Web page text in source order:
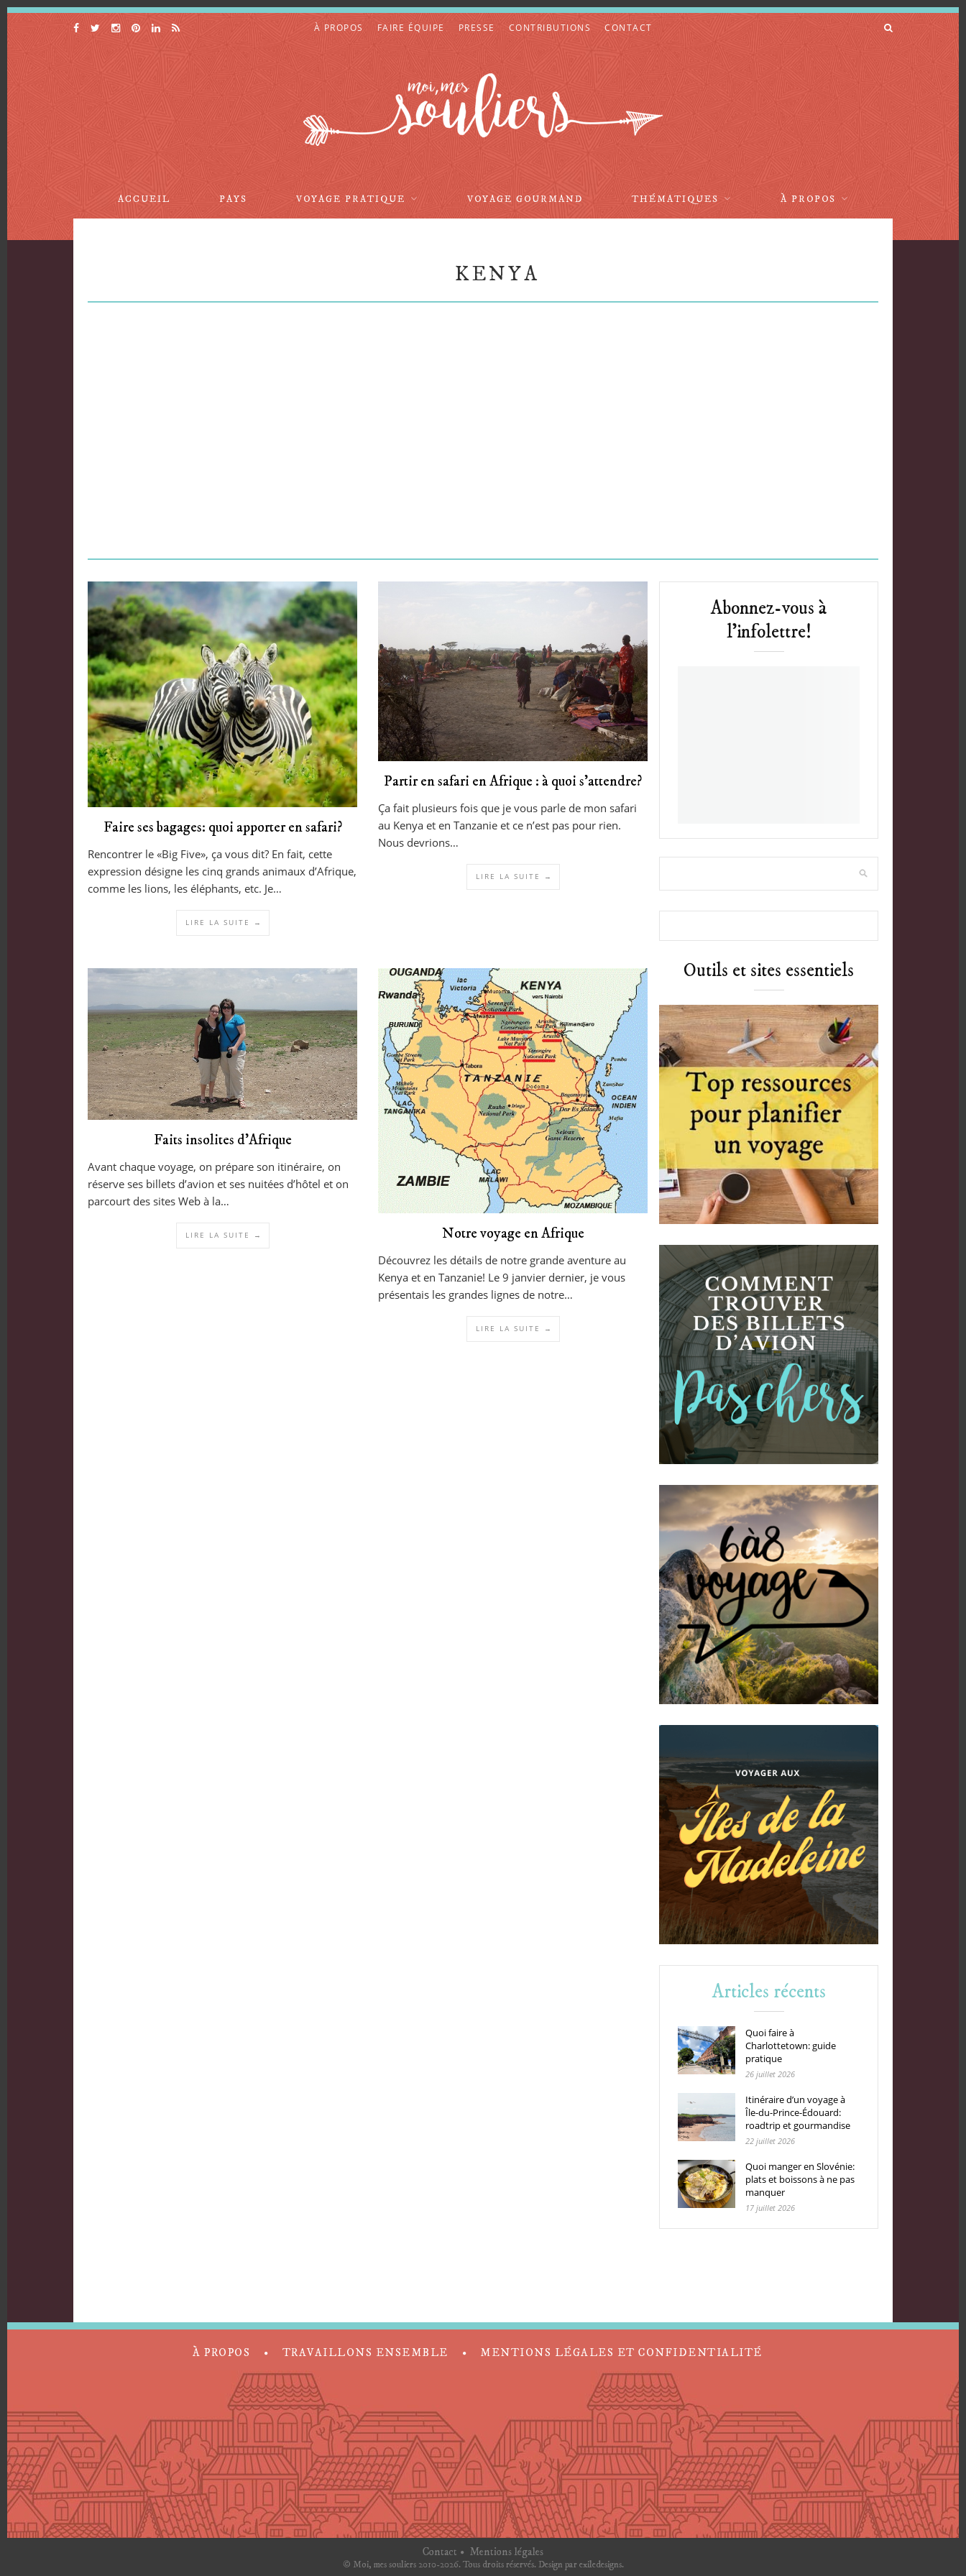
À PROPOS FAIRE ÉQUIPE PRESSE CONTRIBUTIONS CONTACT
ACCUEIL PAYS VOYAGE PRATIQUE VOYAGE GOURMAND THÉMATIQUES À PROPOS
KENYA
Faire ses bagages: quoi apporter en safari?
Rencontrer le «Big Five», ça vous dit? En fait, cette
expression désigne les cinq grands animaux d’Afrique,
comme les lions, les éléphants, etc. Je…
LIRE LA SUITE →
Partir en safari en Afrique : à quoi s’attendre?
Ça fait plusieurs fois que je vous parle de mon safari
au Kenya et en Tanzanie et ce n’est pas pour rien.
Nous devrions…
LIRE LA SUITE →
Faits insolites d’Afrique
Avant chaque voyage, on prépare son itinéraire, on
réserve ses billets d’avion et ses nuitées d’hôtel et on
parcourt des sites Web à la…
LIRE LA SUITE → Notre voyage en Afrique
Découvrez les détails de notre grande aventure au
Kenya et en Tanzanie! Le 9 janvier dernier, je vous
présentais les grandes lignes de notre…
LIRE LA SUITE →
Abonnez-vous à
l’infolettre!
Outils et sites essentiels
Articles récents
Quoi faire à
Charlottetown: guide
pratique
26 juillet 2026
Itinéraire d’un voyage à
Île-du-Prince-Édouard:
roadtrip et gourmandise
22 juillet 2026
Quoi manger en Slovénie:
plats et boissons à ne pas
manquer
17 juillet 2026
À PROPOS TRAVAILLONS ENSEMBLE MENTIONS LÉGALES ET CONFIDENTIALITÉ
Contact Mentions légales
© Moi, mes souliers 2010-2026. Tous droits réservés. Design par exiledesigns.